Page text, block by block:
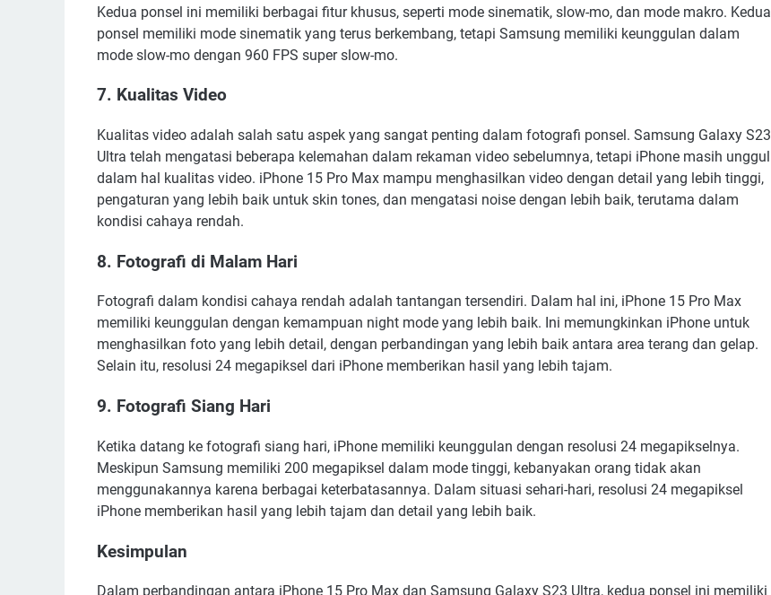
Kedua ponsel ini memiliki berbagai fitur khusus, seperti mode sinematik, slow-mo, dan mode makro. Kedua
ponsel memiliki mode sinematik yang terus berkembang, tetapi Samsung memiliki keunggulan dalam
mode slow-mo dengan 960 FPS super slow-mo.
7. Kualitas Video
Kualitas video adalah salah satu aspek yang sangat penting dalam fotografi ponsel. Samsung Galaxy S23
Ultra telah mengatasi beberapa kelemahan dalam rekaman video sebelumnya, tetapi iPhone masih unggul
dalam hal kualitas video. iPhone 15 Pro Max mampu menghasilkan video dengan detail yang lebih tinggi,
pengaturan yang lebih baik untuk skin tones, dan mengatasi noise dengan lebih baik, terutama dalam
kondisi cahaya rendah.
8. Fotografi di Malam Hari
Fotografi dalam kondisi cahaya rendah adalah tantangan tersendiri. Dalam hal ini, iPhone 15 Pro Max
memiliki keunggulan dengan kemampuan night mode yang lebih baik. Ini memungkinkan iPhone untuk
menghasilkan foto yang lebih detail, dengan perbandingan yang lebih baik antara area terang dan gelap.
Selain itu, resolusi 24 megapiksel dari iPhone memberikan hasil yang lebih tajam.
9. Fotografi Siang Hari
Ketika datang ke fotografi siang hari, iPhone memiliki keunggulan dengan resolusi 24 megapikselnya.
Meskipun Samsung memiliki 200 megapiksel dalam mode tinggi, kebanyakan orang tidak akan
menggunakannya karena berbagai keterbatasannya. Dalam situasi sehari-hari, resolusi 24 megapiksel
iPhone memberikan hasil yang lebih tajam dan detail yang lebih baik.
Kesimpulan
Dalam perbandingan antara iPhone 15 Pro Max dan Samsung Galaxy S23 Ultra, kedua ponsel ini memiliki